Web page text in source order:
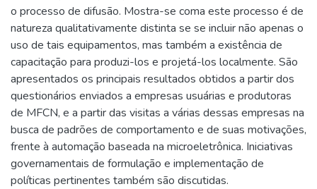
o processo de difusão. Mostra-se coma este processo é de
natureza qualitativamente distinta se se incluir não apenas o
uso de tais equipamentos, mas também a existência de
capacitação para produzi-los e projetá-los localmente. São
apresentados os principais resultados obtidos a partir dos
questionários enviados a empresas usuárias e produtoras
de MFCN, e a partir das visitas a várias dessas empresas na
busca de padrões de comportamento e de suas motivações,
frente à automação baseada na microeletrônica. Iniciativas
governamentais de formulação e implementação de
políticas pertinentes também são discutidas.